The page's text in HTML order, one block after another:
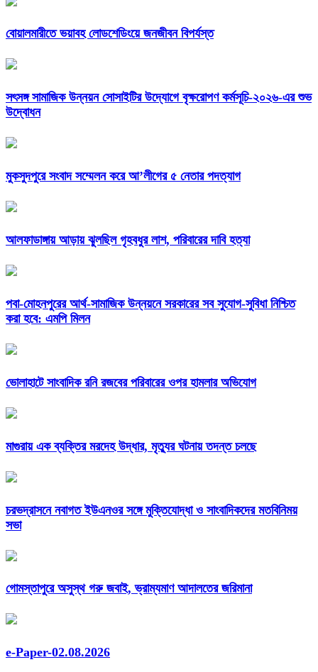
বোয়ালমারীতে ভয়াবহ লোডশেডিংয়ে জনজীবন বিপর্যস্ত
সৎসঙ্গ সামাজিক উন্নয়ন সোসাইটির উদ্যোগে বৃক্ষরোপণ কর্মসূচি-২০২৬-এর শুভ
উদ্বোধন
মুকসুদপুরে সংবাদ সম্মেলন করে আ’লীগের ৫ নেতার পদত্যাগ
আলফাডাঙ্গায় আড়ায় ঝুলছিল গৃহবধুর লাশ, পরিবারের দাবি হত্যা
পবা-মোহনপুরের আর্থ-সামাজিক উন্নয়নে সরকারের সব সুযোগ-সুবিধা নিশ্চিত
করা হবে: এমপি মিলন
ভোলাহাটে সাংবাদিক রনি রজবের পরিবারের ওপর হামলার অভিযোগ
মাগুরায় এক ব্যক্তির মরদেহ উদ্ধার, মৃত্যুর ঘটনায় তদন্ত চলছে
চরভদ্রাসনে নবাগত ইউএনওর সঙ্গে মুক্তিযোদ্ধা ও সাংবাদিকদের মতবিনিময়
সভা
গোমস্তাপুরে অসুস্থ গরু জবাই, ভ্রাম্যমাণ আদালতের জরিমানা
e-Paper-02.08.2026